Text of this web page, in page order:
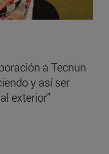
a Tecnun
y así ser
exterior”